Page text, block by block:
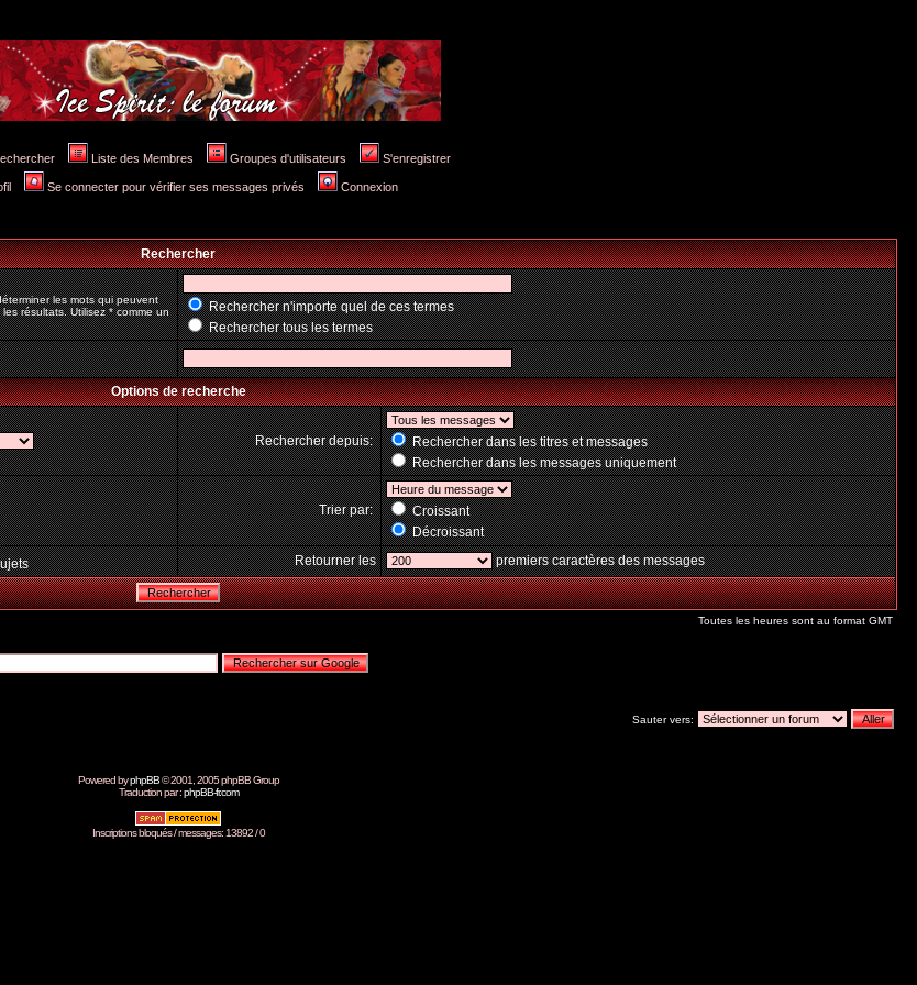
Liste des Membres Groupes d'utilisateurs S'enregistrer
Se connecter pour vérifier ses messages privés Connexion
Rechercher
les mots qui peuvent
résultats. Utilisez * comme un
Rechercher n'importe quel de ces termes
Rechercher tous les termes
Options de recherche
Rechercher depuis:
Rechercher dans les titres et messages
Rechercher dans les messages uniquement
Trier par:
Croissant
Décroissant
Retourner les premiers caractères des messages
Toutes les heures sont au format GMT
Sauter vers:
Powered byphpBB© 2001, 2005 phpBB Group
Traduction par :phpBB-fr.com
Inscriptions bloqués / messages: 13892 / 0